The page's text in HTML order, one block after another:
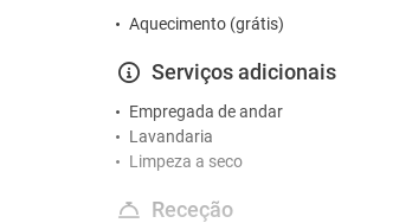
Aquecimento (grátis)
Serviços adicionais
Empregada de andar
Lavandaria
Limpeza a seco
Receção